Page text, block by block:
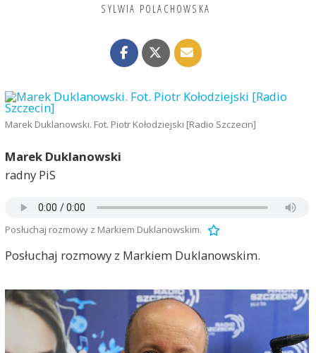
SYLWIA POLACHOWSKA
Marek Duklanowski. Fot. Piotr Kołodziejski [Radio Szczecin]
Marek Duklanowski
radny PiS
Posłuchaj rozmowy z Markiem Duklanowskim.
Posłuchaj rozmowy z Markiem Duklanowskim.